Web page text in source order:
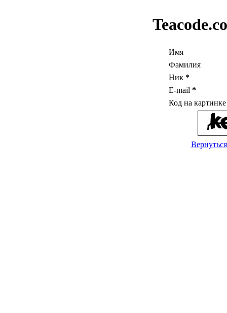
Имя
Фамилия
Ник *
E-mail *
Код на
Вернуться